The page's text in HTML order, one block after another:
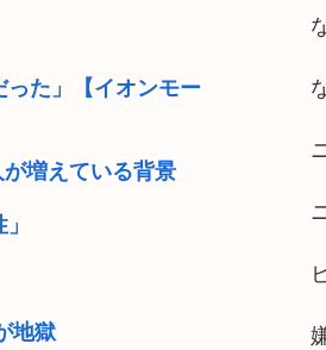
【画像】マツダが黒字転換！！CX-5
【動画】エスカレーターに巻き込ま
【画像】イケおじ(56)、中学生にナ
ひろゆき氏の妻・西村ゆか氏、新党
エ口同人音声、ヒロイン死亡エンド
った」【イオンモー
増えている背景
地獄